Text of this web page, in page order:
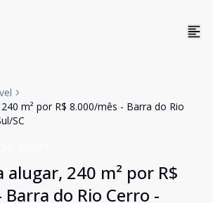
m² por R$ 8.000/mês - Barra do Rio
SC
alugar, 240 m² por R$
do Rio Cerro -